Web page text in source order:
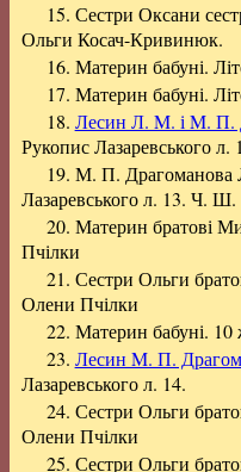
15. Сестри Оксани
Ольги Косач-Кривинюк.
16. Материн бабуні.
17. Материн бабуні.
18. Лесин Л. M. і M. П.
Рукопис Лазаревського л.
19. М. П. Драгоманова
Лазаревського л. 13. Ч. Ш.
20. Материн братові
Пчілки
21. Сестри Ольги
Олени Пчілки
22. Материн бабуні.
23. Лесин M. П.
Лазаревського л. 14.
24. Сестри Ольги
Олени Пчілки
25. Сестри Ольги